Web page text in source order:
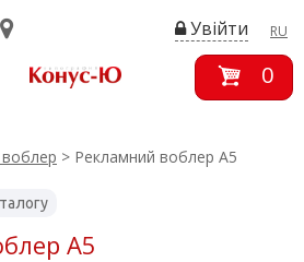
RU
Увійти
0
> Рекламний воблер А5
А5